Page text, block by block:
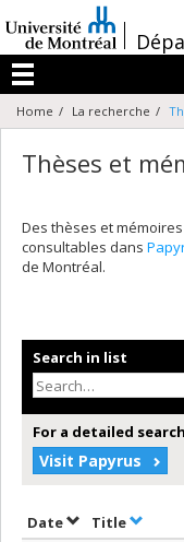
au
contenu
/
Menu
Home La recherche
Thèses et
Des thèses et
consultables dans
de Montréal.
Search in list
For a detailed search
Visit Papyrus
DateSort by date in
TitleSort